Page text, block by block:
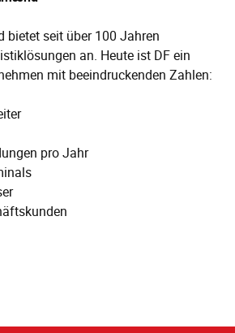
bietet seit über 100 Jahren
an. Heute ist DF ein
mit beeindruckenden Zahlen:
pro Jahr